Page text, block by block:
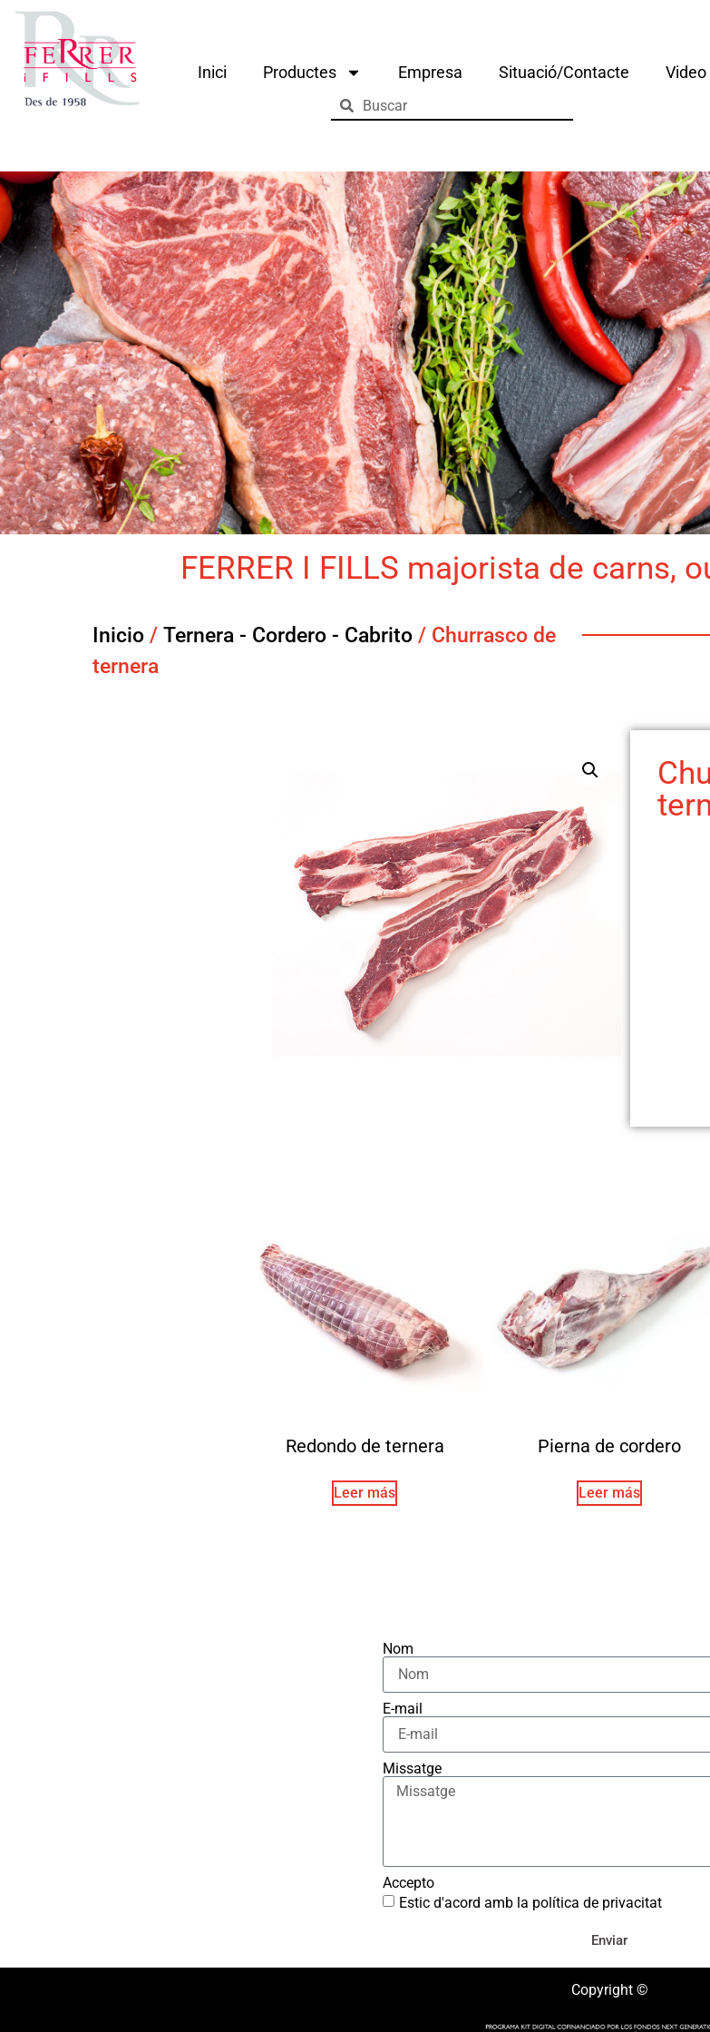
Inici Productes Empresa Situació/Contacte Video
FERRER I FILLS majorista de carns,
Inicio / Ternera - Cordero - Cabrito / Churrasco de
ternera
Redondo de ternera
Leer más
Pierna de cordero
Leer más
Nom
E-mail
Missatge
Accepto
Estic d'acord amb la política de privacitat
Enviar
Copyright ©